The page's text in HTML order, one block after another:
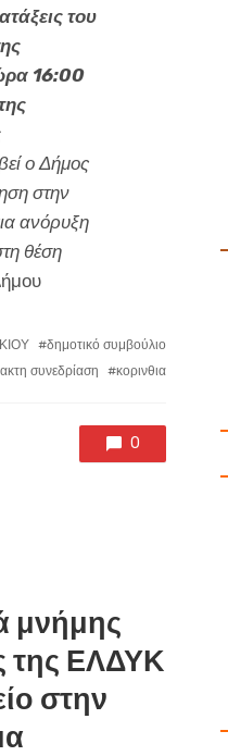
του
16:00
ο Δήμος
στην
ανόρυξη
θέση
δημοτικό συμβούλιο
συνεδρίαση
κορινθια
0
μνήμης
της ΕΛΔΥΚ
στην